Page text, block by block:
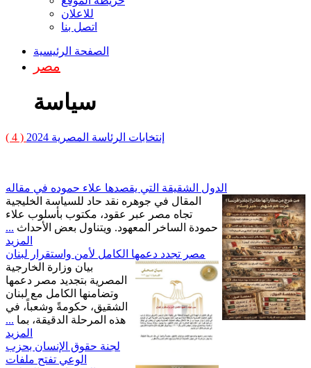
للاعلان
اتصل بنا
الصفحة الرئيسية
مصر
سياسة
إنتخابات الرئاسة المصرية 2024 ( 4 )
الدول الشقيقة التي يقصدها علاء حموده في مقاله
المقال في جوهره نقد حاد للسياسة الخليجية
تجاه مصر عبر عقود، مكتوب بأسلوب علاء
حمودة الساخر المعهود. ويتناول بعض الأحداث ...
المزيد
مصر تجدد دعمها الكامل لأمن واستقرار لبنان
بيان وزارة الخارجية
المصرية بتجديد مصر دعمها
وتضامنها الكامل مع لبنان
الشقيق، حكومةً وشعباً، في
هذه المرحلة الدقيقة، بما ...
المزيد
لجنة حقوق الإنسان بحزب
الوعي تفتح ملفات